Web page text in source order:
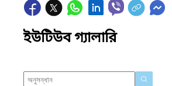
ইউটিউব গ্যালারি